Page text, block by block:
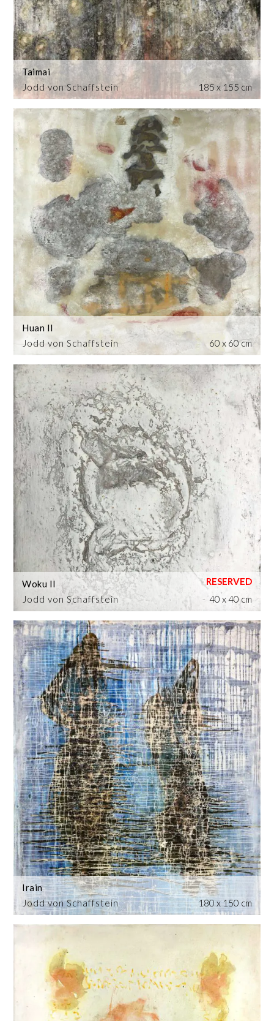
Jodd von Schaffstein
Taimai
185 x 155 cm
Jodd von Schaffstein
Huan II
60 x 60 cm
Jodd von Schaffstein
Woku II
40 x 40 cm
Jodd von Schaffstein
Irain
180 x 150 cm